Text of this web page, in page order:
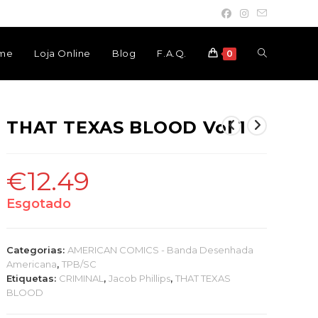
Loja Online Blog F.A.Q. 0 Toggle
THAT TEXAS BLOOD Vol 1
€12.49
Esgotado
Categorias: AMERICAN COMICS - Banda Desenhada
Americana,TPB/SC
Etiquetas: CRIMINAL ,Jacob Phillips,THAT TEXAS
BLOOD